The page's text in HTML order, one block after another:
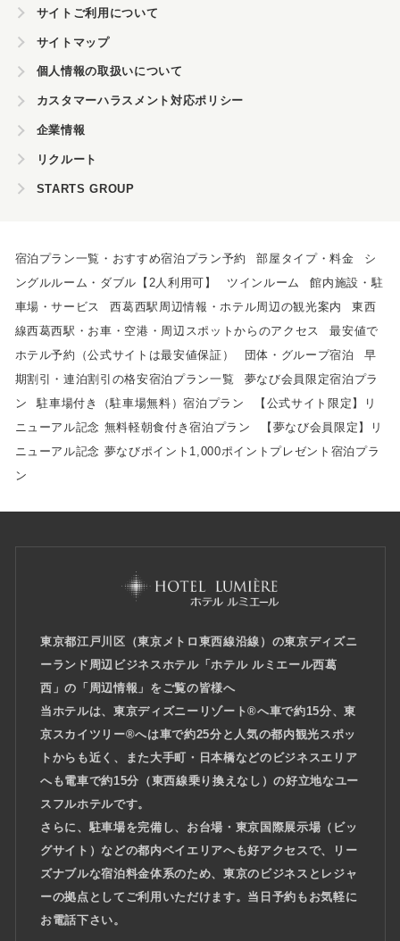
宿泊プラン一覧・おすすめ宿泊プラン予約 部屋タイプ・料金
シ
ングルルーム・ダブル【2人利用可】
ツインルーム
館内施設・駐
車場・サービス
西葛西駅周辺情報・ホテル周辺の観光案内
東西
線西葛西駅・お車・空港・周辺スポットからのアクセス
最安値で
ホテル予約（公式サイトは最安値保証）
団体・グループ宿泊
早
期割引・連泊割引の格安宿泊プラン一覧
夢なび会員限定宿泊プラ
ン
駐車場付き（駐車場無料）宿泊プラン
【公式サイト限定】リ
ニューアル記念 無料軽朝食付き宿泊プラン
【夢なび会員限定】リ
ニューアル記念 夢なびポイント1,000ポイントプレゼント宿泊プラ
ン
サイトご利用について
サイトマップ
個人情報の取扱いについて
カスタマーハラスメント対応ポリシー
企業情報
リクルート
STARTS GROUP
東京都江戸川区（東京メトロ東西線沿線）の東京ディズニ
ーランド周辺ビジネスホテル「ホテル ルミエール西葛
西」の「周辺情報」をご覧の皆様へ
当ホテルは、東京ディズニーリゾート®へ車で約15分、東
京スカイツリー®へは車で約25分と人気の都内観光スポッ
トからも近く、また大手町・日本橋などのビジネスエリア
へも電車で約15分（東西線乗り換えなし）の好立地なユー
スフルホテルです。
さらに、駐車場を完備し、お台場・東京国際展示場（ビッ
グサイト）などの都内ベイエリアへも好アクセスで、リー
ズナブルな宿泊料金体系のため、東京のビジネスとレジャ
ーの拠点としてご利用いただけます。当日予約もお気軽に
お電話下さい。